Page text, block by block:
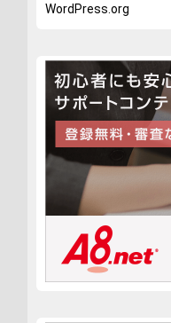
WordPress.org